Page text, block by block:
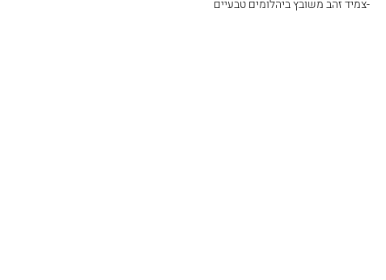
-צמיד זהב משובץ ביהלומים טבעיים